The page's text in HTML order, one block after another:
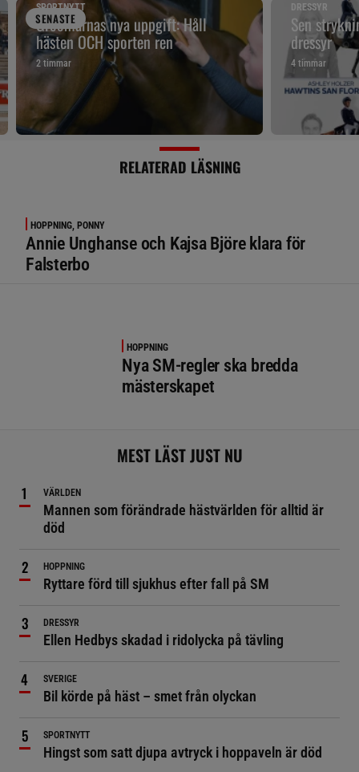
SENASTE
SPORTNYTT
Groomarnas nya uppgift: Håll
hästen OCH sporten ren
2 timmar
DRESSYR
Sen
dressyr
4 timmar
RELATERAD LÄSNING
HOPPNING, PONNY
Annie Unghanse och Kajsa Björe klara för
Falsterbo
HOPPNING
Nya SM-regler ska bredda
mästerskapet
MEST LÄST JUST NU
VÄRLDEN
Mannen som förändrade hästvärlden för alltid är
död
HOPPNING
Ryttare förd till sjukhus efter fall på SM
DRESSYR
Ellen Hedbys skadad i ridolycka på tävling
SVERIGE
Bil körde på häst – smet från olyckan
SPORTNYTT
Hingst som satt djupa avtryck i hoppaveln är död